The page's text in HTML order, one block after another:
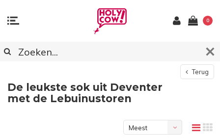
0
Terug
De leukste sok uit Deventer
met de Lebuinustoren
Meest